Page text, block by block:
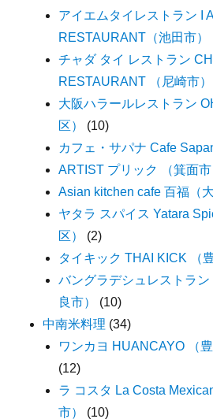
アイエムタイレストラン I
RESTAURANT（池田市）
チャダ タイ レストラン
RESTAURANT （尼崎市）
大阪ハラールレストラン
区）
(10)
カフェ・サパナ Cafe
ARTIST プリック （箕面
Asian kitchen cafe 百福（
ヤタラ スパイス Yatara
区）
(2)
タイキック THAI KICK （
バングラデシュレストラ
良市）
(10)
中南米料理 (34)
ワンカヨ HUANCAYO （
(12)
ラ コスタ La Costa
市）
(10)